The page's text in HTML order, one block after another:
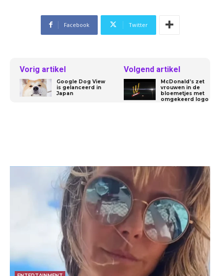
Facebook Twitter
Vorig artikel
Google Dog View
is gelanceerd in
Japan
Volgend artikel
McDonald’s zet
vrouwen in de
bloemetjes met
omgekeerd logo